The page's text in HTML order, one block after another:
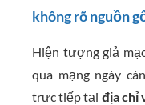
không rõ nguồn
Hiện tượng giả
qua mạng ngày
trực tiếp tại địa chỉ